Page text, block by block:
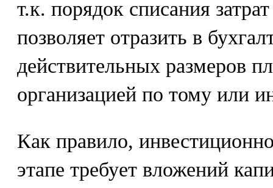
т.к. порядок списания
позволяет отразить в
действительных размеров
организацией по тому или
Как правило,
этапе требует вложений